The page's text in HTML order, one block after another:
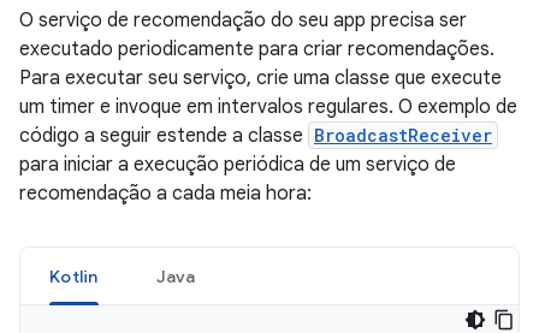
O serviço de recomendação do seu app precisa ser
executado periodicamente para criar recomendações.
Para executar seu serviço, crie uma classe que execute
um timer e invoque em intervalos regulares. O exemplo de
código a seguir estende a classe BroadcastReceiver
para iniciar a execução periódica de um serviço de
recomendação a cada meia hora:
Kotlin Java